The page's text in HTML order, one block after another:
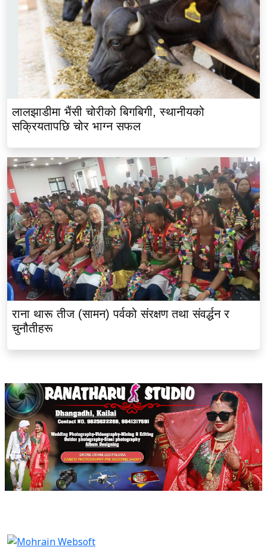
लालझाडीमा भैंसी चोरीको बिगबिगी, स्थानीयको
सक्रियतापछि चोर भाग्न सफल
राना थारू तीज (सामन) पर्वको संरक्षण तथा संवर्द्धन र
चुनौतीहरू